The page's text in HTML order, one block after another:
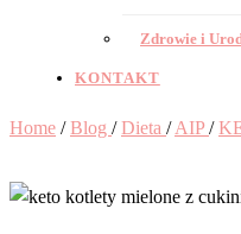
Zdrowie i
KONTAKT
Home / Blog / Dieta / AIP/